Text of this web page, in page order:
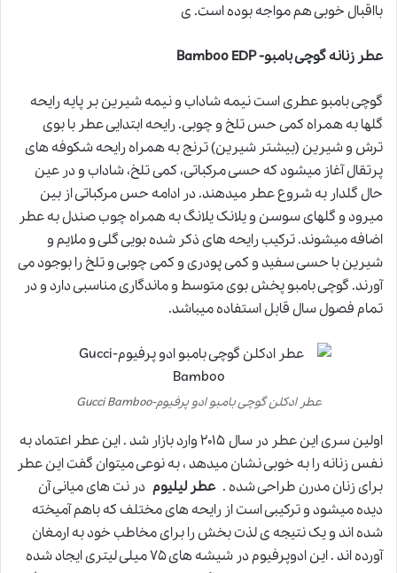
بااقبال خوبی هم مواجه بوده است. ی
عطر زنانه گوچی بامبو- Bamboo EDP
گوچی بامبو عطری است نیمه شاداب و نیمه شیرین بر پایه رایحه
گلها به همراه کمی حس تلخ و چوبی. رایحه ابتدایی عطر با بوی
ترش و شیرین (بیشتر شیرین) ترنج به همراه رایحه شکوفه های
پرتقال آغاز میشود که حسی مرکباتی، کمی تلخ، شاداب و در عین
حال گلدار به شروع عطر میدهند. در ادامه حس مرکباتی از بین
میرود و گلهای سوسن و یلانک یلانگ به همراه چوب صندل به عطر
اضافه میشوند. ترکیب رایحه های ذکر شده بویی گلی و ملایم و
شیرین با حسی سفید و کمی پودری و کمی چوبی و تلخ را بوجود می
آورند. گوچی بامبو پخش بوی متوسط و ماندگاری مناسبی دارد و در
تمام فصول سال قابل استفاده میباشد.
عطر ادکلن گوچی بامبو ادو پرفیوم-Gucci Bamboo
اولین سری این عطر در سال ۲۰۱۵ وارد بازار شد . این عطر اعتماد به
نفس زنانه را به خوبی نشان میدهد ، به نوعی میتوان گفت این عطر
برای زنان مدرن طراحی شده .عطر لیلیوم در نت های میانی آن
دیده میشود و ترکیبی است از رایحه های مختلف که باهم آمیخته
شده اند و یک نتیجه ی لذت بخش را برای مخاطب خود به ارمغان
آورده اند . این ادوپرفیوم در شیشه های ۷۵ میلی لیتری ایجاد شده